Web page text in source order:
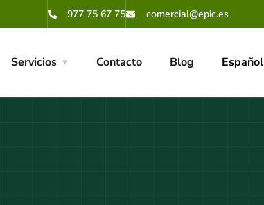
977 75 67 75 comercial@epic.es
Servicios Contacto Blog Español